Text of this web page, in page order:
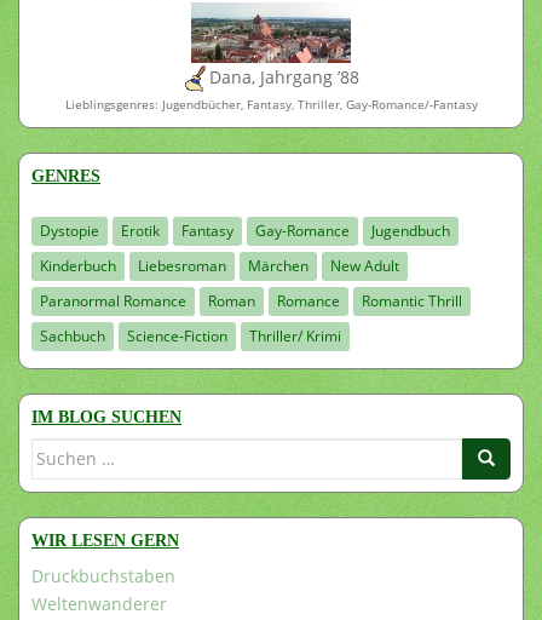
Dana, Jahrgang ’88
Lieblingsgenres: Jugendbücher, Fantasy, Thriller, Gay-Romance/-Fantasy
GENRES
Dystopie Erotik Fantasy Gay-Romance
Jugendbuch
Kinderbuch
Liebesroman Märchen
New Adult
Paranormal Romance
Roman Romance
Romantic Thrill
Sachbuch
Science-Fiction Thriller/ Krimi
IM BLOG SUCHEN
Suchen
WIR LESEN GERN
Druckbuchstaben
Weltenwanderer